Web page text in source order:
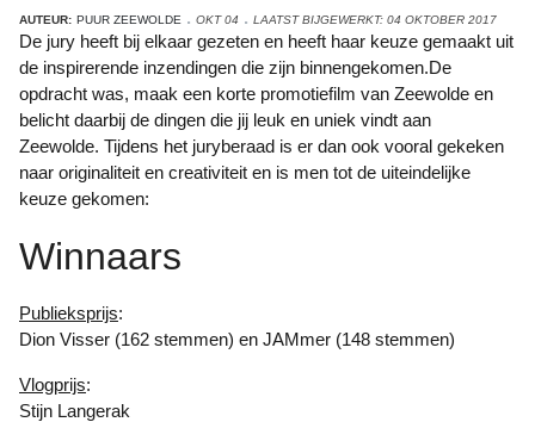
AUTEUR: PUUR ZEEWOLDE OKT 04 LAATST BIJGEWERKT: 04 OKTOBER 2017
De jury heeft bij elkaar gezeten en heeft haar keuze gemaakt uit
de inspirerende inzendingen die zijn binnengekomen.De
opdracht was, maak een korte promotiefilm van Zeewolde en
belicht daarbij de dingen die jij leuk en uniek vindt aan
Zeewolde. Tijdens het juryberaad is er dan ook vooral gekeken
naar originaliteit en creativiteit en is men tot de uiteindelijke
keuze gekomen:
Winnaars
Publieksprijs:
Dion Visser (162 stemmen) en JAMmer (148 stemmen)
Vlogprijs:
Stijn Langerak